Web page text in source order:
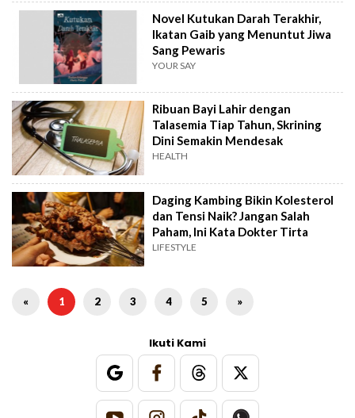
Novel Kutukan Darah Terakhir,
Ikatan Gaib yang Menuntut Jiwa
Sang Pewaris
YOUR SAY
Ribuan Bayi Lahir dengan
Talasemia Tiap Tahun, Skrining
Dini Semakin Mendesak
HEALTH
Daging Kambing Bikin Kolesterol
dan Tensi Naik? Jangan Salah
Paham, Ini Kata Dokter Tirta
LIFESTYLE
« 1 2 3 4 5 »
Ikuti Kami